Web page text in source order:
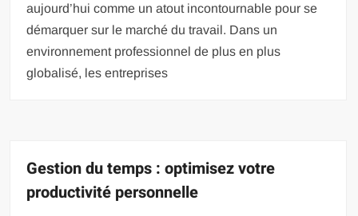
aujourd’hui comme un atout incontournable pour se
démarquer sur le marché du travail. Dans un
environnement professionnel de plus en plus
globalisé, les entreprises
Gestion du temps : optimisez votre
productivité personnelle